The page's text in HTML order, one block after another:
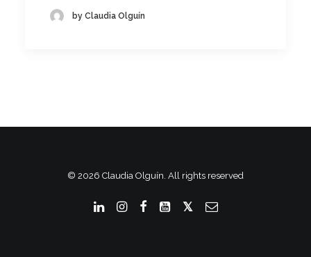
by Claudia Olguín
© 2026 Claudia Olguín. All rights reserved